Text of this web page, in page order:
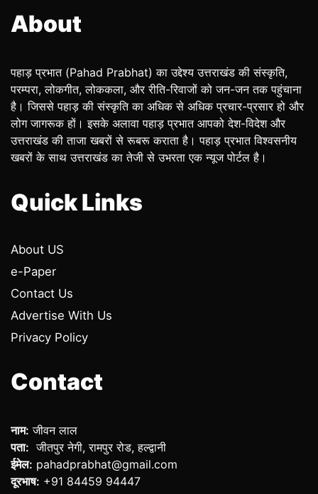
About
पहाड़ प्रभात (Pahad Prabhat) का उद्देश्य उत्तराखंड की संस्कृति,
परम्परा, लोकगीत, लोककला, और रीति-रिवाजों को जन-जन तक पहुंचाना
है। जिससे पहाड़ की संस्कृति का अधिक से अधिक प्रचार-प्रसार हो और
लोग जागरूक हों। इसके अलावा पहाड़ प्रभात आपको देश-विदेश और
उत्तराखंड की ताजा खबरों से रूबरू कराता है। पहाड़ प्रभात विश्वसनीय
खबरों के साथ उत्तराखंड का तेजी से उभरता एक न्यूज पोर्टल है।
Quick Links
About US
e-Paper
Contact Us
Advertise With Us
Privacy Policy
Contact
नाम: जीवन लाल
पता: जीतपुर नेगी, रामपुर रोड, हल्द्वानी
ईमेल: pahadprabhat@gmail.com
दूरभाष: +91 84459 94447